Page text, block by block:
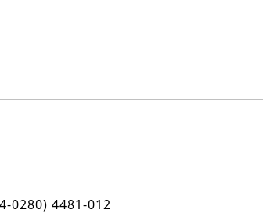
0280) 4481-012